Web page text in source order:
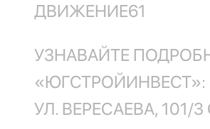
ДВИЖЕНИЕ61
УЗНАВАЙТЕ
«ЮГСТРОЙИНВЕСТ»:
УЛ. ВЕРЕСАЕВА, 101/3